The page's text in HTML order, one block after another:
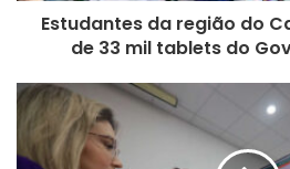
quentes.
Nessa época do ano,
consequentemente, eliminamos
Estudantes da região do
de 33 mil tablets do